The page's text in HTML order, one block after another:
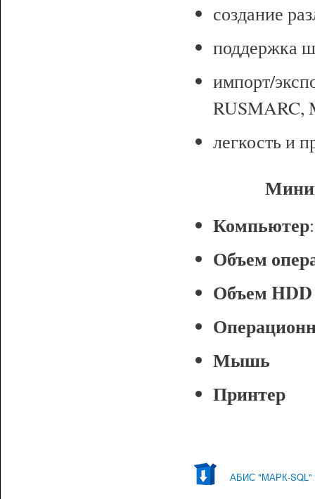
создание
поддержка
импорт/
RUSMARC,
легкость и
Компьютер
Объем
Объем
Мышь
Принтер
АБИС "МАРК-SQL" -